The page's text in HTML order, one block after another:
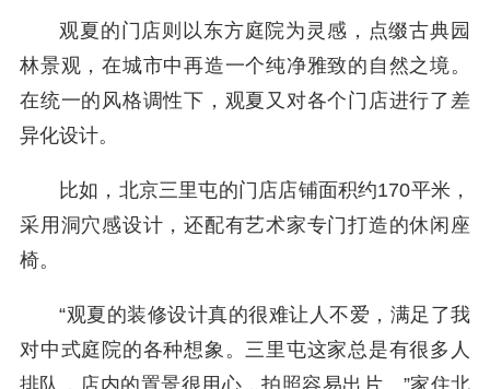
观夏的门店则以东方庭院为灵感，点缀古典园
林景观，在城市中再造一个纯净雅致的自然之境。
在统一的风格调性下，观夏又对各个门店进行了差
异化设计。
比如，北京三里屯的门店店铺面积约170平米，
采用洞穴感设计，还配有艺术家专门打造的休闲座
椅。
“观夏的装修设计真的很难让人不爱，满足了我
对中式庭院的各种想象。三里屯这家总是有很多人
排队，店内的置景很用心，拍照容易出片。”家住北